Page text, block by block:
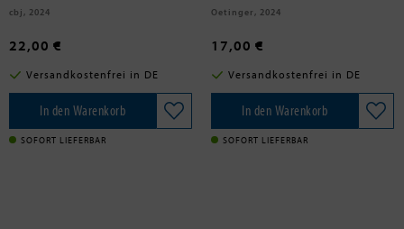
cbj, 2024
22,00 €
Versandkostenfrei in DE
In den Warenkorb
SOFORT LIEFERBAR
Oetinger, 2024
17,00 €
Versandkostenfrei in DE
In den Warenkorb
SOFORT LIEFERBAR